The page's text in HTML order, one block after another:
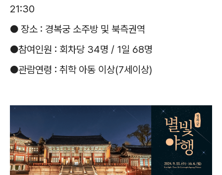
21:30
● 장소 : 경복궁 소주방 및 북측권역
●참여인원 : 회차당 34명 / 1일 68명
●관람연령 : 취학 아동 이상(7세이상)